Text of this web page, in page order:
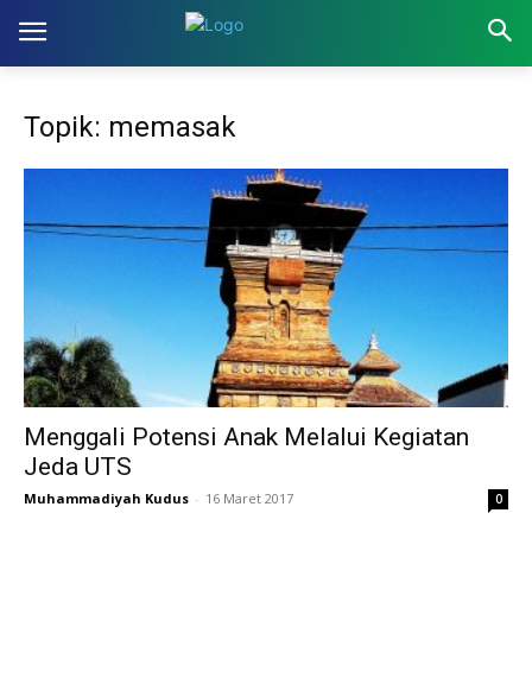
Topik: memasak
Menggali Potensi Anak Melalui Kegiatan
Jeda UTS
Muhammadiyah Kudus - 16 Maret 2017 0